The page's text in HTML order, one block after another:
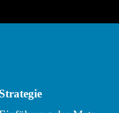
Stra­te­gie